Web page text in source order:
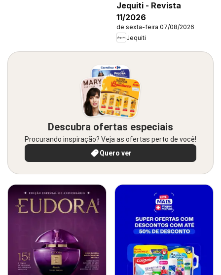
Jequiti - Revista
11/2026
de sexta-feira 07/08/2026
Jequiti
Descubra ofertas especiais
Procurando inspiração? Veja as ofertas perto de você!
Quero ver